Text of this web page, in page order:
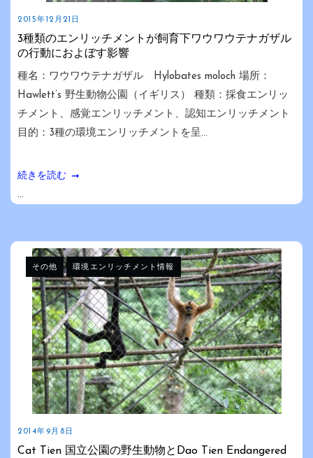
2015年12月21日
3種類のエンリッチメントが飼育下ワウワウテナガザル
の行動におよぼす影響
種名：ワウワウテナガザル Hylobates moloch 場所：
Hawlett’s 野生動物公園（イギリス） 種類：採食エンリッ
チメント、感覚エンリッチメント、認知エンリッチメント
目的：3種の環境エンリッチメントを呈...
続きを読む
...
その他 環境エンリッチメント情報
2014年9月8日
Cat Tien 国立公園の野生動物とDao Tien Endangered